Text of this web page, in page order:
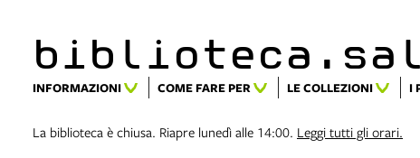
INFORMAZIONI COME FARE PER LE COLLEZIONI I
La biblioteca è chiusa. Riapre lunedì alle 14:00. Leggi tutti gli orari.